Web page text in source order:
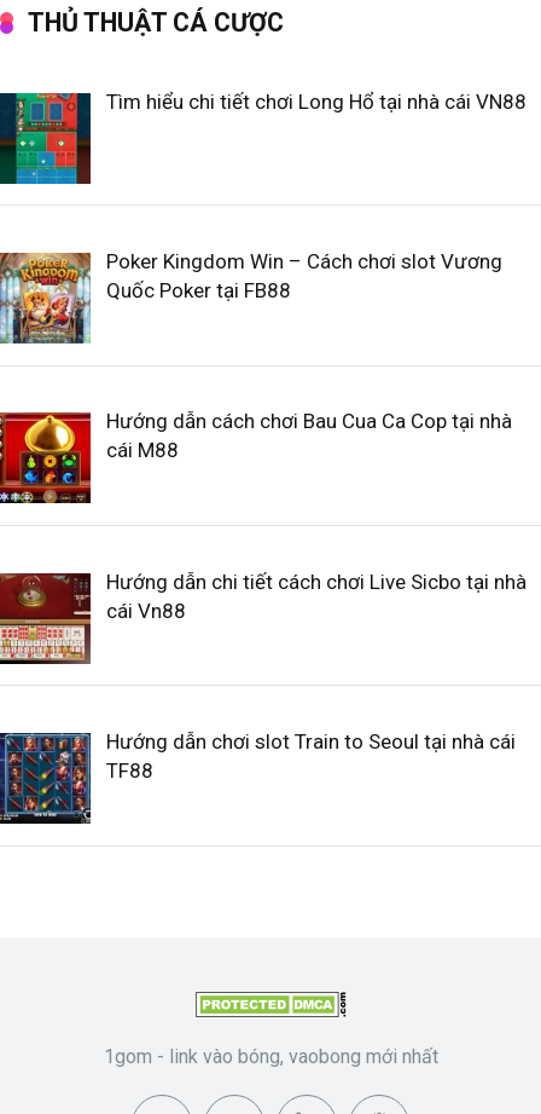
THỦ THUẬT CÁ CƯỢC
Tìm hiểu chi tiết chơi Long Hổ tại nhà cái VN88
Poker Kingdom Win – Cách chơi slot Vương
Quốc Poker tại FB88
Hướng dẫn cách chơi Bau Cua Ca Cop tại nhà
cái M88
Hướng dẫn chi tiết cách chơi Live Sicbo tại nhà
cái Vn88
Hướng dẫn chơi slot Train to Seoul tại nhà cái
TF88
1gom - link vào bóng, vaobong mới nhất